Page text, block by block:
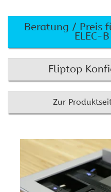
Beratung / Preis
ELEC-
Fliptop
Zur